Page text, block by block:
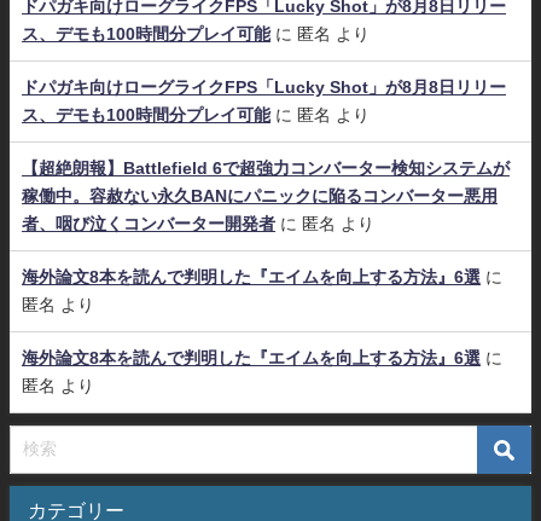
ドパガキ向けローグライクFPS「Lucky Shot」が8月8日リリー
ス、デモも100時間分プレイ可能に 匿名 より
ドパガキ向けローグライクFPS「Lucky Shot」が8月8日リリー
ス、デモも100時間分プレイ可能に 匿名 より
【超絶朗報】Battlefield 6で超強力コンバーター検知システムが
稼働中。容赦ない永久BANにパニックに陥るコンバーター悪用
者、咽び泣くコンバーター開発者 に 匿名 より
海外論文8本を読んで判明した『エイムを向上する方法』6選 に
匿名 より
海外論文8本を読んで判明した『エイムを向上する方法』6選 に
匿名 より
カテゴリー